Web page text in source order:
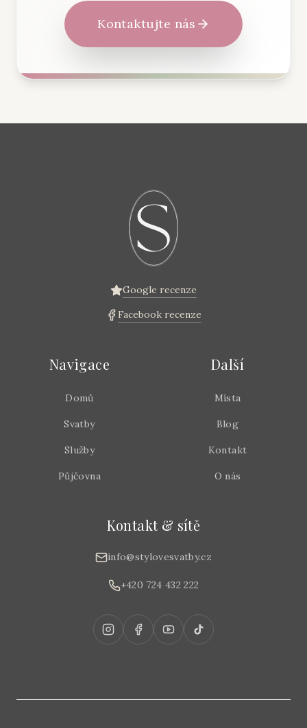
Kontaktujte nás
Google recenze
Facebook recenze
Navigace
Domů
Svatby
Služby
Půjčovna
Další
Místa
Blog
Kontakt
O nás
Kontakt & sítě
info@stylovesvatby.cz
+420 724 432 222